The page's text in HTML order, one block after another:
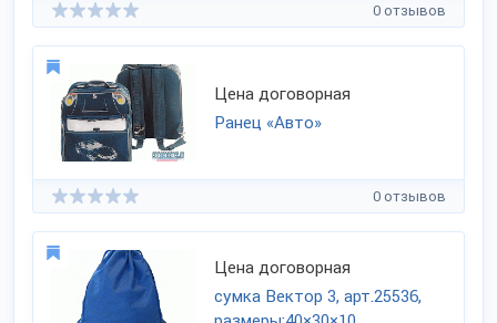
0 отзывов
Цена договорная
Ранец «Авто»
0 отзывов
Цена договорная
сумка Вектор 3, арт.25536,